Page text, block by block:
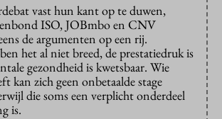
vast hun kant op te duwen,
ISO, JOBmbo en CNV
de argumenten op een rij.
het al niet breed, de prestatiedruk is
gezondheid is kwetsbaar. Wie
kan zich geen onbetaalde stage
die soms een verplicht onderdeel
is.